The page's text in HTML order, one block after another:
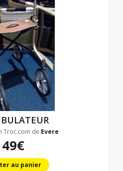
Troc.com de Evere
49€
au panier